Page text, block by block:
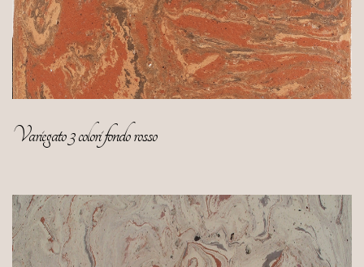
Variegato 3 colori fondo rosso